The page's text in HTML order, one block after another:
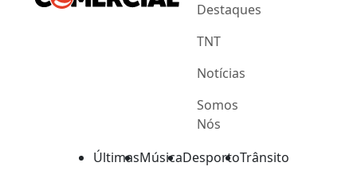
Destaques
TNT
Notícias
Somos
Nós
ÚltimasMúsicaDesportoTrânsito